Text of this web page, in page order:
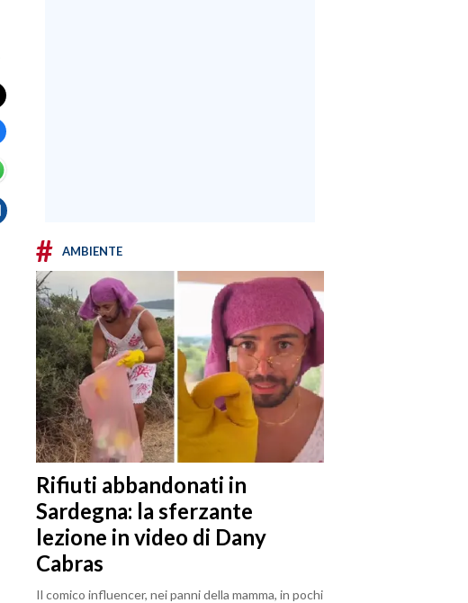
# AMBIENTE
Rifiuti abbandonati in
Sardegna: la sferzante
lezione in video di Dany
Cabras
Il comico influencer, nei panni della mamma, in pochi